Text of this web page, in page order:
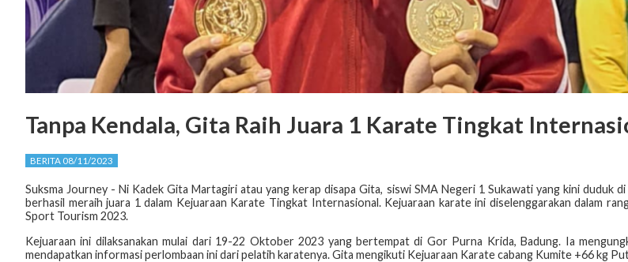
Tanpa Kendala, Gita Raih Juara 1 Karate Tingkat
BERITA 08/11/2023
Suksma Journey - Ni Kadek Gita Martagiri atau yang kerap disapa Gita, siswi SMA Negeri 1 Sukawati yang kini duduk
berhasil meraih juara 1 dalam Kejuaraan Karate Tingkat Internasional. Kejuaraan karate ini diselenggarakan dalam
Sport Tourism 2023.
Kejuaraan ini dilaksanakan mulai dari 19-22 Oktober 2023 yang bertempat di Gor Purna Krida, Badung. Ia
mendapatkan informasi perlombaan ini dari pelatih karatenya. Gita mengikuti Kejuaraan Karate cabang Kumite +66 kg